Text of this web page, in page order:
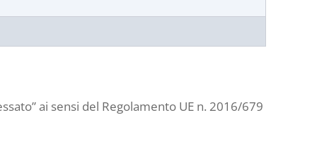
ai sensi del Regolamento UE n. 2016/679